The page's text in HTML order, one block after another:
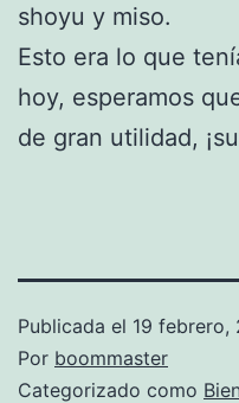
shoyu y miso.
Esto era lo que
hoy, esperamos
de gran utilidad,
Publicada el 19 febrero,
Por boommaster
Categorizado como